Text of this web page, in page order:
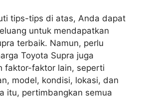
tips-tips di atas, Anda dapat
untuk mendapatkan
terbaik. Namun, perlu
Toyota Supra juga
faktor-faktor lain, seperti
model, kondisi, lokasi, dan
itu, pertimbangkan semua